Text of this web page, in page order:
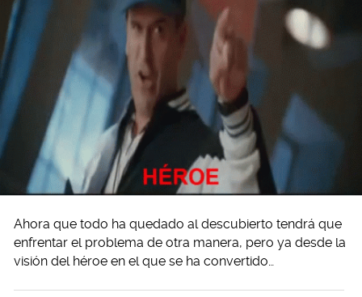
Ahora que todo ha quedado al descubierto tendrá que
enfrentar el problema de otra manera, pero ya desde la
visión del héroe en el que se ha convertido…